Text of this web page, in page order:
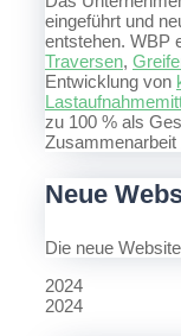
eingeführt und
entstehen. WBP
Traversen,
Entwicklung von
zu 100 % als
Zusammenarbeit
Neue
Die neue
2024
2024